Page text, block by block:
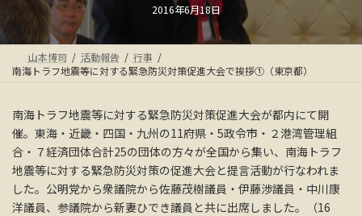
最
終
日
時
:
2016年6月18日
山本博司 活動報告
行事
南海トラフ地震等に対する緊急防災対策促進大会で挨拶①（東京都）
南海トラフ地震等に対する緊急防災対策促進大会が都内にて開
催。東海・近畿・四国・九州の11府県・5政令市・２港湾管理組
合・７経済団体合計25の団体の方々が全国から集い、南海トラフ
地震等に対する緊急防災対策の促進大会と提言活動が行なわれま
した。公明党から衆議院から佐藤茂樹議員・伊藤渉議員・中川康
洋議員、参議院から新妻ひでき議員と共に出席しました。（16